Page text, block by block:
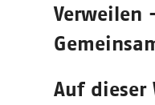
Verweilen
Auf dieser